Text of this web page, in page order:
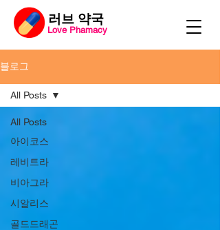
​러브 약국
Love Phamacy
블로그
All Posts
아이코스
레비트라
비아그라
시알리스
골드드래곤
All Posts